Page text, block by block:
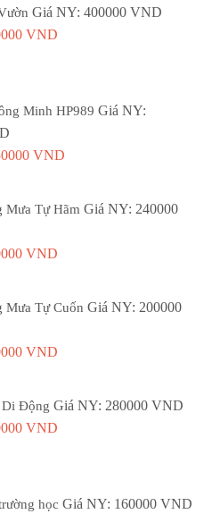
Giá NY: 400000 VND
VND
Minh HP989 Giá NY:
VND
Mưa Tự Hãm Giá NY: 240000
VND
Mưa Tự Cuốn Giá NY: 200000
VND
Di Động Giá NY: 280000 VND
VND
học Giá NY: 160000 VND